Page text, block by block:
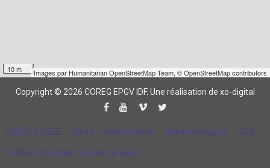
10 m Images par Humanitarian OpenStreetMap Team, © OpenStreetMap contributors
Copyright © 2026 COREG EPGV IDF. Une réalisation de xo-digital
CQP ALS AGEE Choisir une formation Mentions légales CGV
Politique de protection des données